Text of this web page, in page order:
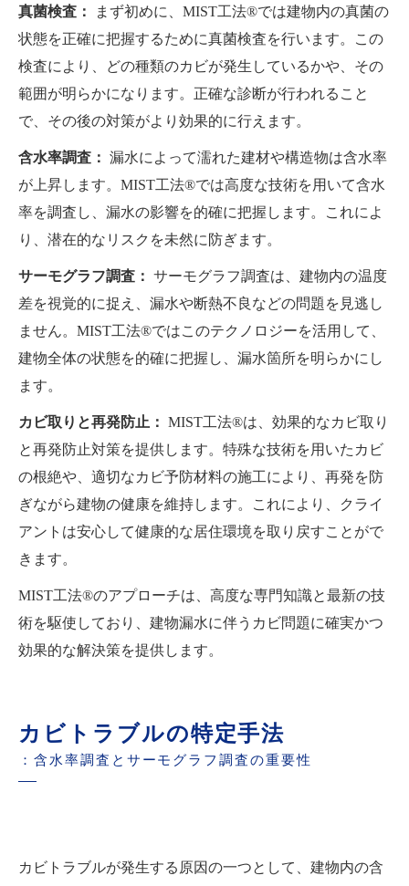
真菌検査：
まず初めに、MIST工法®では建物内の真菌の
状態を正確に把握するために真菌検査を行います。この
検査により、どの種類のカビが発生しているかや、その
範囲が明らかになります。正確な診断が行われること
で、その後の対策がより効果的に行えます。
含水率調査： 漏水によって濡れた建材や構造物は含水率
が上昇します。MIST工法®では高度な技術を用いて含水
率を調査し、漏水の影響を的確に把握します。これによ
り、潜在的なリスクを未然に防ぎます。
サーモグラフ調査： サーモグラフ調査は、建物内の温度
差を視覚的に捉え、漏水や断熱不良などの問題を見逃し
ません。MIST工法®ではこのテクノロジーを活用して、
建物全体の状態を的確に把握し、漏水箇所を明らかにし
ます。
カビ取りと再発防止： MIST工法®は、効果的なカビ取り
と再発防止対策を提供します。特殊な技術を用いたカビ
の根絶や、適切なカビ予防材料の施工により、再発を防
ぎながら建物の健康を維持します。これにより、クライ
アントは安心して健康的な居住環境を取り戻すことがで
きます。
MIST工法®のアプローチは、高度な専門知識と最新の技
術を駆使しており、建物漏水に伴うカビ問題に確実かつ
効果的な解決策を提供します。
カビトラブルの特定手法
：含水率調査とサーモグラフ調査の重要性
カビトラブルが発生する原因の一つとして、建物内の含